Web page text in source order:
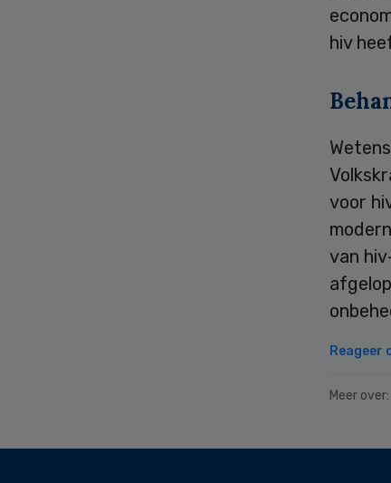
hiv
voor
van
Reageer
Meer over: